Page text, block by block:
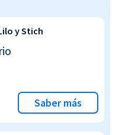
Lilo y Stich
Saber más